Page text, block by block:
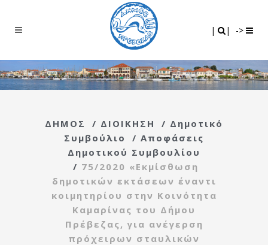
| | ->
ΔΗΜΟΣ / ΔΙΟΙΚΗΣΗ / Δημοτικό
Συμβούλιο
/ Αποφάσεις
Δημοτικού Συμβουλίου
/ 75/2020 «Εκμίσθωση
δημοτικών εκτάσεων έναντι
κοιμητηρίου στην Κοινότητα
Καμαρίνας του Δήμου
Πρέβεζας, για ανέγερση
πρόχειρων σταυλικών